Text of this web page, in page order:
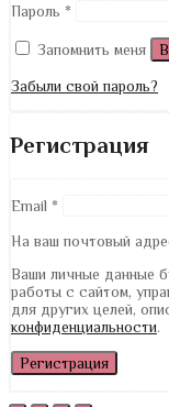
Пароль *
Запомнить меня
Забыли свой пароль?
Регистрация
Email *
На ваш почтовый
Ваши личные данные
работы с сайтом,
для других целей,
конфиденциальности.
Регистрация